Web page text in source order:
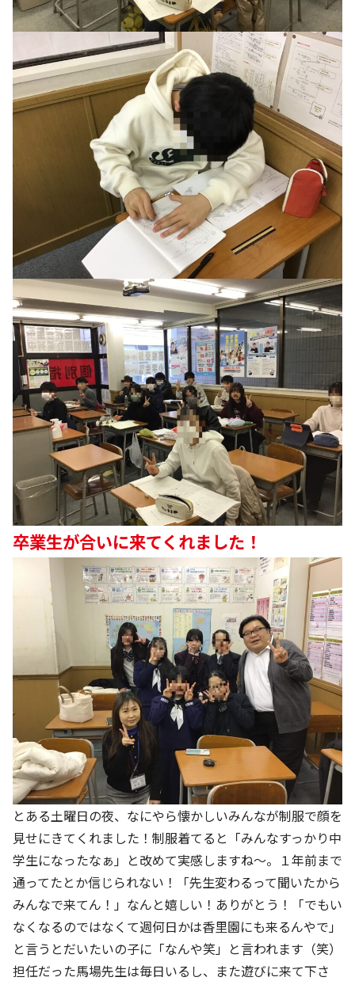
卒業生が合いに来てくれました！
とある土曜日の夜、なにやら懐かしいみんなが制服で顔を
見せにきてくれました！制服着てると「みんなすっかり中
学生になったなぁ」と改めて実感しますね～。１年前まで
通ってたとか信じられない！「先生変わるって聞いたから
みんなで来てん！」なんと嬉しい！ありがとう！「でもい
なくなるのではなくて週何日かは香里園にも来るんやで」
と言うとだいたいの子に「なんや笑」と言われます（笑）
担任だった馬場先生は毎日いるし、また遊びに来て下さ